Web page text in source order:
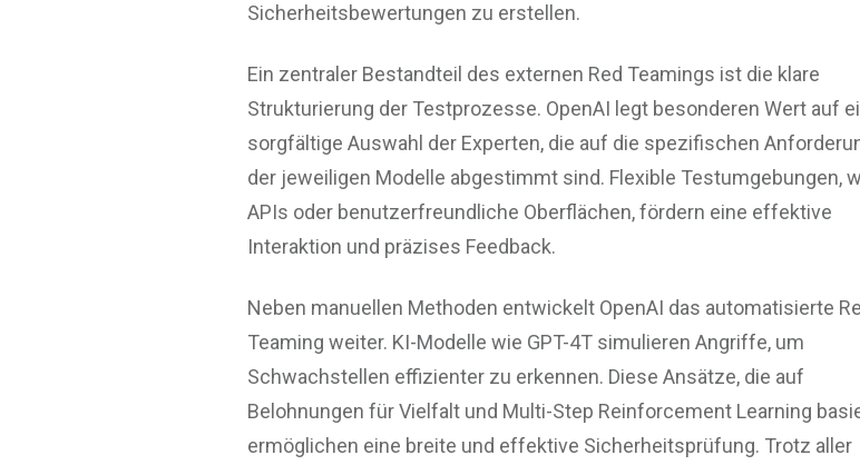
Sicherheitsbewertungen zu erstellen.
Ein zentraler Bestandteil des externen Red Teamings ist die klare
Strukturierung der Testprozesse. OpenAI legt besonderen Wert auf
sorgfältige Auswahl der Experten, die auf die spezifischen
der jeweiligen Modelle abgestimmt sind. Flexible Testumgebungen,
APIs oder benutzerfreundliche Oberflächen, fördern eine effektive
Interaktion und präzises Feedback.
Neben manuellen Methoden entwickelt OpenAI das automatisierte
Teaming weiter. KI-Modelle wie GPT-4T simulieren Angriffe, um
Schwachstellen effizienter zu erkennen. Diese Ansätze, die auf
Belohnungen für Vielfalt und Multi-Step Reinforcement Learning
ermöglichen eine breite und effektive Sicherheitsprüfung. Trotz aller